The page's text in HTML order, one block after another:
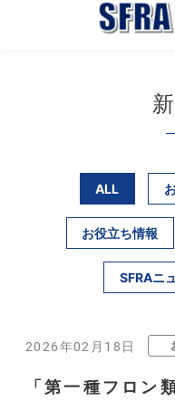
ALL
お役立ち情報
SFRAニ
2026年02月18日
「第一種フロン